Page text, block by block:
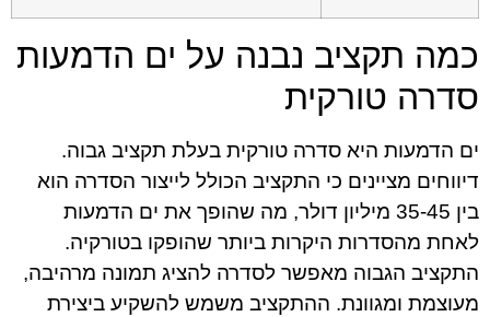
כמה תקציב נבנה על ים הדמעות
סדרה טורקית
ים הדמעות היא סדרה טורקית בעלת תקציב גבוה.
דיווחים מציינים כי התקציב הכולל לייצור הסדרה הוא
בין 35-45 מיליון דולר, מה שהופך את ים הדמעות
לאחת מהסדרות היקרות ביותר שהופקו בטורקיה.
התקציב הגבוה מאפשר לסדרה להציג תמונה מרהיבה,
מעוצמת ומגוונת. ההתקציב משמש להשקיע ביצירת